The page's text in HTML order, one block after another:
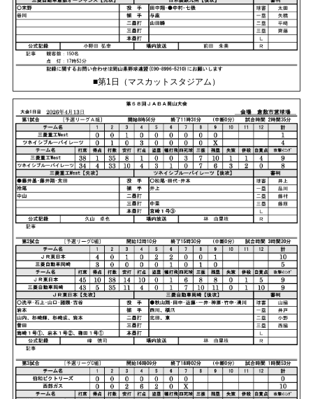
■第1日（マスカットスタジアム）